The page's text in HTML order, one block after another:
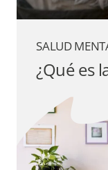
SALUD
¿Qué es